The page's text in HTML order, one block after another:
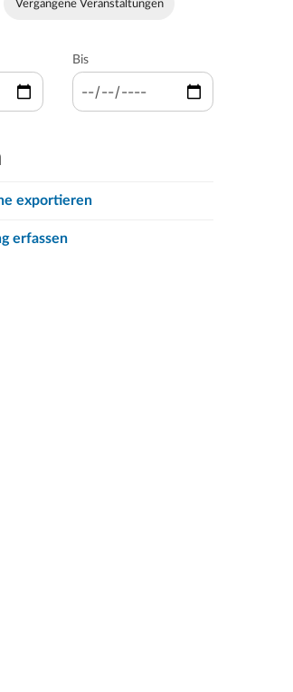
Vergangene Veranstaltungen
Bis
exportieren
erfassen